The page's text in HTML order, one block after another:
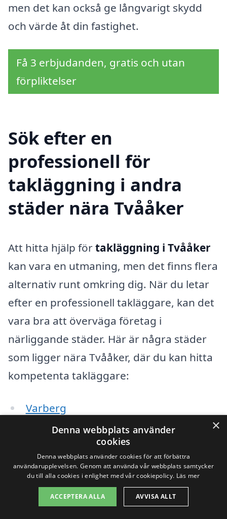
men det kan också ge långvarigt skydd
och värde åt din fastighet.
Få 3 erbjudanden, gratis och utan
förpliktelser
Sök efter en
professionell för
takläggning i andra
städer nära Tvååker
Att hitta hjälp förtakläggning i Tvååker
kan vara en utmaning, men det finns flera
alternativ runt omkring dig. När du letar
efter en professionell takläggare, kan det
vara bra att överväga företag i
närliggande städer. Här är några städer
som ligger nära Tvååker, där du kan hitta
kompetenta takläggare:
Varberg
Kungsäter
Grimeton
Åskloster
Suxängen
×
Denna webbplats använder
cookies
Denna webbplats använder cookies för att förbättra
användarupplevelsen. Genom att använda vår webbplats samtycker
du till alla cookies i enlighet med vår cookiepolicy. Läs mer
ACCEPTERA ALLA AVVISA ALLT